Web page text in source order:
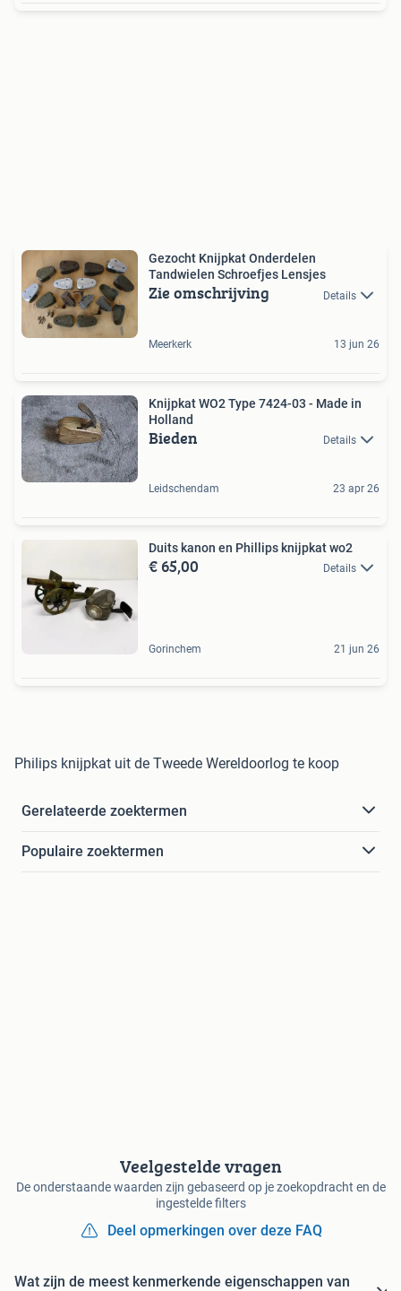
Gezocht Knijpkat Onderdelen
Tandwielen Schroefjes Lensjes
Zie omschrijving Details
Meerkerk 13 jun 26
Knijpkat WO2 Type 7424-03 - Made in
Holland
Bieden Details
Leidschendam 23 apr 26
Duits kanon en Phillips knijpkat wo2
€ 65,00 Details
Gorinchem 21 jun 26
Philips knijpkat uit de Tweede Wereldoorlog te koop
Gerelateerde zoektermen
Populaire zoektermen
Veelgestelde vragen
De onderstaande waarden zijn gebaseerd op je zoekopdracht en de
ingestelde filters
Deel opmerkingen over deze FAQ
Wat zijn de meest kenmerkende eigenschappen van